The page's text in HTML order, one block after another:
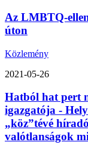
Az LMBTQ-
úton
Közlemény
2021-05-26
Hatból hat pert
igazgatója -
„köz”tévé
valótlanságok